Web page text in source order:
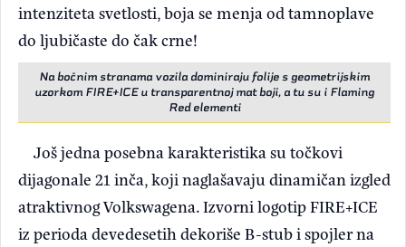
intenziteta svetlosti, boja se menja od tamnoplave
do ljubičaste do čak crne!
Na bočnim stranama vozila dominiraju folije s geometrijskim
uzorkom FIRE+ICE u transparentnoj mat boji, a tu su i Flaming
Red elementi
Još jedna posebna karakteristika su točkovi
dijagonale 21 inča, koji naglašavaju dinamičan izgled
atraktivnog Volkswagena. Izvorni logotip FIRE+ICE
iz perioda devedesetih dekoriše B-stub i spojler na